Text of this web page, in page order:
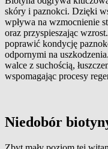
skóry i paznokci. Dzięki
wpływa na wzmocnienie
oraz przyspieszając
poprawić kondycję
odpornymi na
walce z suchością,
wspomagając procesy
Niedobór